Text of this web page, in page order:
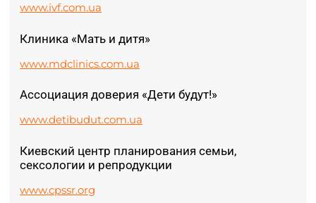
www.ivf.com.ua
Клиника «Мать и дитя»
www.mdclinics.com.ua
Ассоциация доверия «Дети будут!»
www.detibudut.com.ua
Киевский центр планирования семьи,
сексологии и репродукции
www.cpssr.org